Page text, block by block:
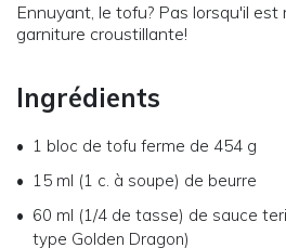
Ennuyant, le tofu? Pas lorsqu'il
garniture croustillante!
Ingrédients
1 bloc de tofu ferme de 454 g
15 ml (1 c. à soupe) de beurre
60 ml (1/4 de tasse) de sauce
type Golden Dragon)